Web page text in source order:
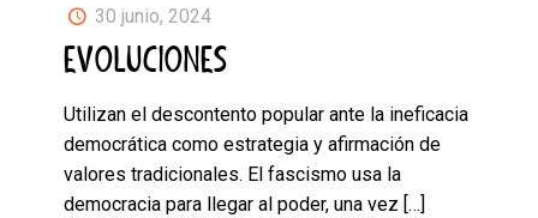
30 junio, 2024
EVOLUCIONES
Utilizan el descontento popular ante la ineficacia
democrática como estrategia y afirmación de
valores tradicionales. El fascismo usa la
democracia para llegar al poder, una vez […]